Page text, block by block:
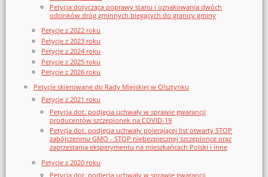
Petycja dotycząca poprawy stanu i oznakowania dwóch
odcinków dróg gminnych biegących do granicy gminy
Petycje z 2022 roku
Petycje z 2023 roku
Petycje z 2024 roku
Petycje z 2025 roku
Petycje z 2026 roku
Petycje skierowane do Rady Miejskiej w Olsztynku
Petycje z 2021 roku
Petycja dot. podjęcia uchwały w sprawie gwarancji
producentów szczepionek na COVID-19
Petycja dot. podjęcia uchwały poierającej list otwarty STOP
zabójczenmu GMO - STOP niebezpiecznej szczepionce oraz
zaprzestania eksperymentu na mieszkańcach Polski i inne
Petycje z 2020 roku
Petycja dot. podjęcia uchwały w sprawie gwarancji